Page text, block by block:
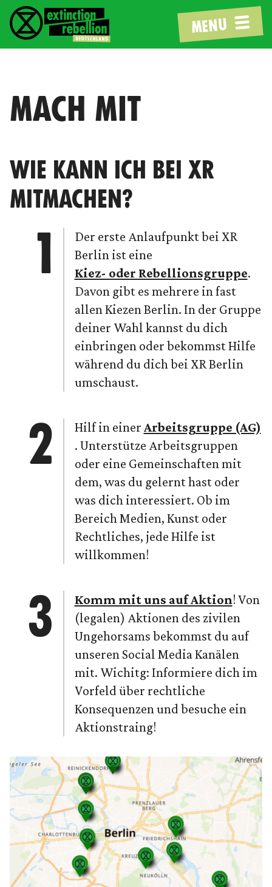
MENU
MACH MIT
WIE KANN ICH BEI XR
MITMACHEN?
Der erste Anlaufpunkt bei XR
Berlin ist eine
Kiez- oder Rebellionsgruppe.
Davon gibt es mehrere in fast
allen Kiezen Berlin. In der Gruppe
deiner Wahl kannst du dich
einbringen oder bekommst Hilfe
während du dich bei XR Berlin
umschaust.
Hilf in einer Arbeitsgruppe (AG)
. Unterstütze Arbeitsgruppen
oder eine Gemeinschaften mit
dem, was du gelernt hast oder
was dich interessiert. Ob im
Bereich Medien, Kunst oder
Rechtliches, jede Hilfe ist
willkommen!
Komm mit uns auf Aktion! Von
(legalen) Aktionen des zivilen
Ungehorsams bekommst du auf
unseren Social Media Kanälen
mit. Wichitg: Informiere dich im
Vorfeld über rechtliche
Konsequenzen und besuche ein
Aktionstraing!